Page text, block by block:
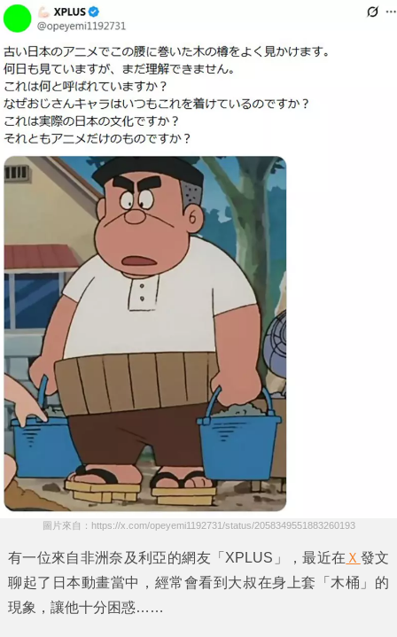
圖片來自：https://x.com/opeyemi1192731/status/2058349551883260193
有一位來自非洲奈及利亞的網友「XPLUS」 ，最近在 Ｘ 發文
聊起了日本動畫當中，經常會看到大叔在身上套
「木桶」 的
現象，讓他十分困惑……